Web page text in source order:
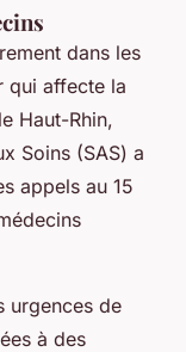
dans les
qui affecte la
Haut-Rhin,
Soins (SAS) a
appels au 15
urgences de
à des